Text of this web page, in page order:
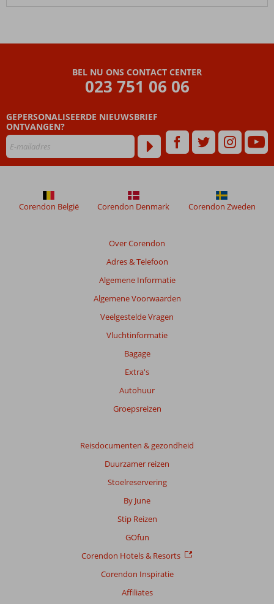
BEL NU ONS CONTACT CENTER
023 751 06 06
GEPERSONALISEERDE NIEUWSBRIEF
ONTVANGEN?
Over Corendon
Adres & Telefoon
Algemene Informatie
Algemene Voorwaarden
Veelgestelde Vragen
Vluchtinformatie
Bagage
Extra's
Autohuur
Groepsreizen
Reisdocumenten & gezondheid
Duurzamer reizen
Stoelreservering
By June
Stip Reizen
GOfun
Corendon Hotels & Resorts
Corendon Inspiratie
Affiliates
Corendon België Corendon Denmark Corendon Zweden